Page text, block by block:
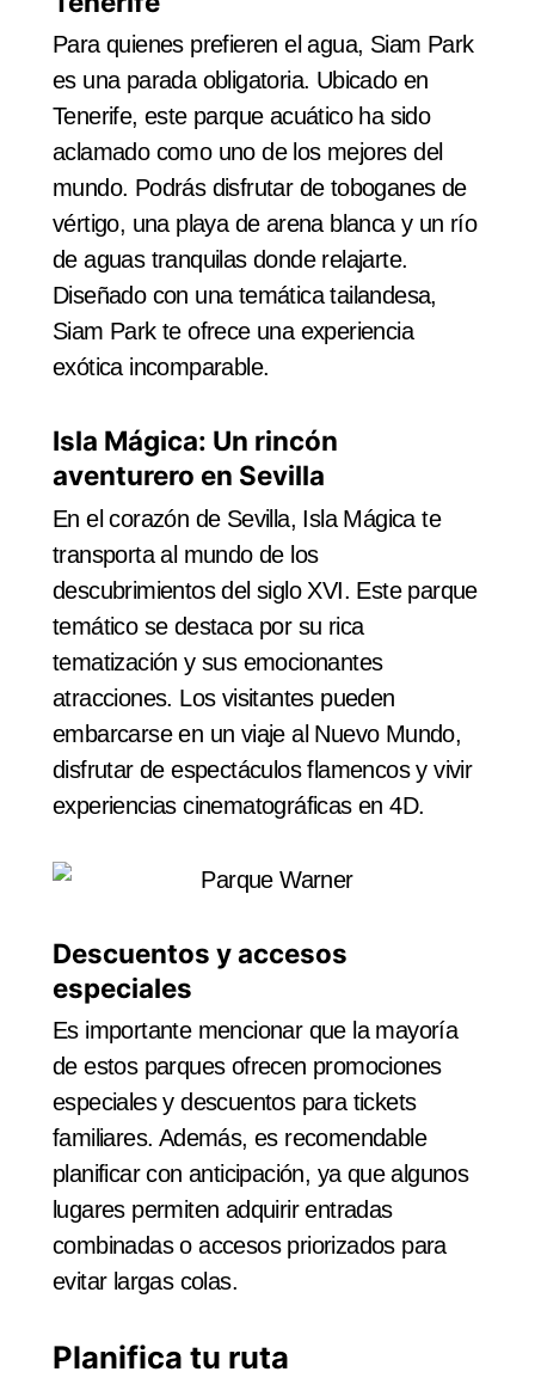
Para quienes prefieren el agua, Siam Park
es una parada obligatoria. Ubicado en
Tenerife, este parque acuático ha sido
aclamado como uno de los mejores del
mundo. Podrás disfrutar de toboganes de
vértigo, una playa de arena blanca y un río
de aguas tranquilas donde relajarte.
Diseñado con una temática tailandesa,
Siam Park te ofrece una experiencia
exótica incomparable.
Isla Mágica: Un rincón
aventurero en Sevilla
En el corazón de Sevilla, Isla Mágica te
transporta al mundo de los
descubrimientos del siglo XVI. Este parque
temático se destaca por su rica
tematización y sus emocionantes
atracciones. Los visitantes pueden
embarcarse en un viaje al Nuevo Mundo,
disfrutar de espectáculos flamencos y vivir
experiencias cinematográficas en 4D.
Descuentos y accesos
especiales
Es importante mencionar que la mayoría
de estos parques ofrecen promociones
especiales y descuentos para tickets
familiares. Además, es recomendable
planificar con anticipación, ya que algunos
lugares permiten adquirir entradas
combinadas o accesos priorizados para
evitar largas colas.
Planifica tu ruta